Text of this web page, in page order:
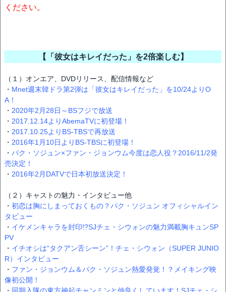
ください。
【「彼女はキレイだった」を2倍楽しむ】
（１）オンエア、DVDリリース、配信情報など
・ Mnet週末韓ドラ第2弾は「彼女はキレイだった」を10/24よりO
A！
・ 2020年2月28日～BSフジで放送
・ 2017.12.14よりAbemaTVに初登場！
・ 2017.10.25よりBS-TBSで再放送
・ 2016年1月10日よりBS-TBSに初登場！
・ パク・ソジュン×ファン・ジョンウム今度は恋人役？2016/11/2発
売決定！
・ 2016年2月DATVで日本初放送決定！
（２）キャストの魅力・インタビュー他
・ 初恋は胸にしまっておくもの？パク・ソジュン オフィシャルイン
タビュー
・ イケメンキャラを封印!?SJチェ・シウォンの魅力満載胸キュンSP
PV
・ イチオシは“タクアン舌シーン”！チェ・シウォン（SUPER JUNIO
R）インタビュー
・ ファン・ジョンウム＆パク・ソジュン熱愛発覚！？メイキング映
像初公開！